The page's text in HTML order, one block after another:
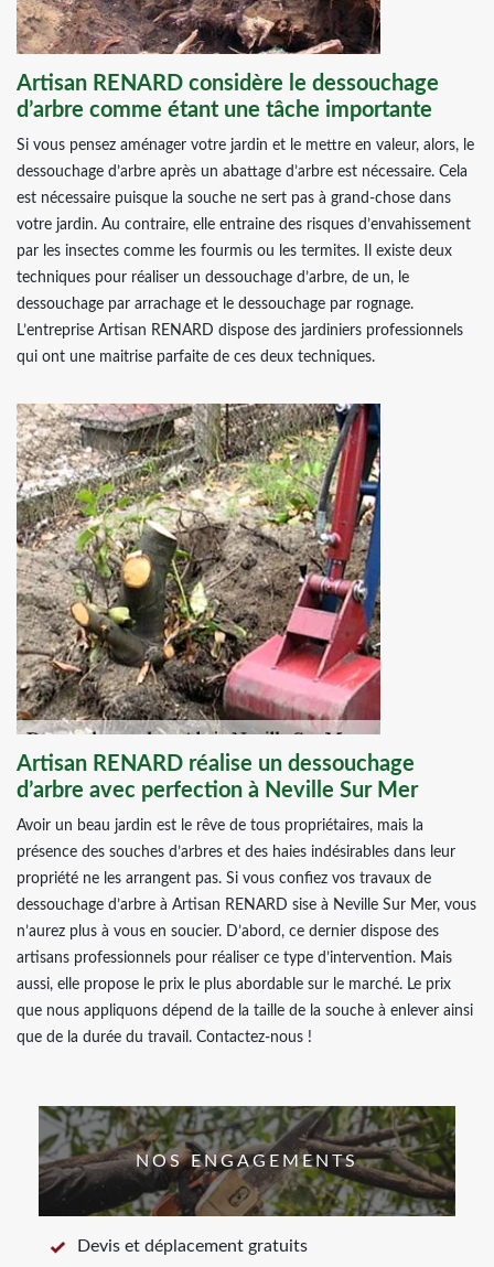
Artisan RENARD considère le dessouchage
d’arbre comme étant une tâche importante
Si vous pensez aménager votre jardin et le mettre en valeur, alors, le
dessouchage d’arbre après un abattage d’arbre est nécessaire. Cela
est nécessaire puisque la souche ne sert pas à grand-chose dans
votre jardin. Au contraire, elle entraine des risques d’envahissement
par les insectes comme les fourmis ou les termites. Il existe deux
techniques pour réaliser un dessouchage d’arbre, de un, le
dessouchage par arrachage et le dessouchage par rognage.
L’entreprise Artisan RENARD dispose des jardiniers professionnels
qui ont une maitrise parfaite de ces deux techniques.
Artisan RENARD réalise un dessouchage
d’arbre avec perfection à Neville Sur Mer
Avoir un beau jardin est le rêve de tous propriétaires, mais la
présence des souches d’arbres et des haies indésirables dans leur
propriété ne les arrangent pas. Si vous confiez vos travaux de
dessouchage d’arbre à Artisan RENARD sise à Neville Sur Mer, vous
n’aurez plus à vous en soucier. D’abord, ce dernier dispose des
artisans professionnels pour réaliser ce type d’intervention. Mais
aussi, elle propose le prix le plus abordable sur le marché. Le prix
que nous appliquons dépend de la taille de la souche à enlever ainsi
que de la durée du travail. Contactez-nous !
NOS ENGAGEMENTS
Devis et déplacement gratuits